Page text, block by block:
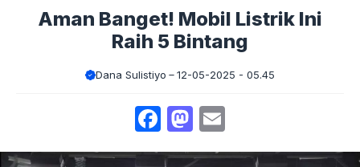
Aman Banget! Mobil Listrik Ini
Raih 5 Bintang
Dana Sulistiyo 12-05-2025 - 05.45
Facebook
Mastodon